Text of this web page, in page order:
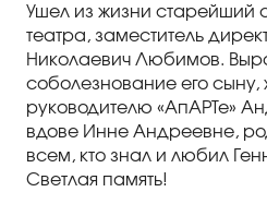
Ушел из жизни старейший
театра, заместитель
Николаевич Любимов.
соболезнование его сыну,
руководителю «АпАРТе»
вдове Инне Андреевне,
всем, кто знал и любил
Светлая память!